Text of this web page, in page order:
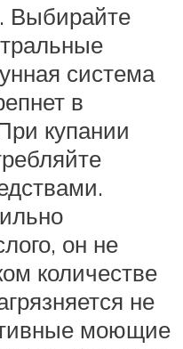
Выбирайте
система
в
купании
он не
количестве
не
моющие